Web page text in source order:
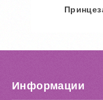
Информации